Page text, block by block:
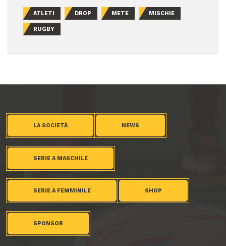
ATLETI DROP METE MISCHIE
RUGBY
LA SOCIETÀ NEWS
SERIE A MASCHILE
SERIE A FEMMINILE SHOP
SPONSOR